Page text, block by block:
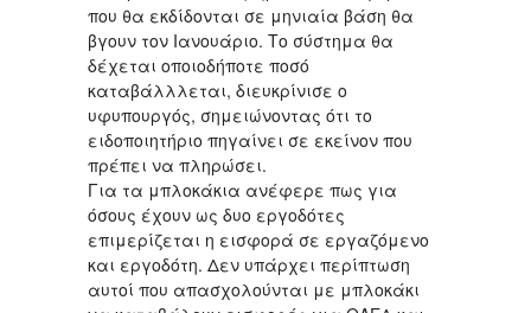
που θα εκδίδονται σε μηνιαία βάση θα
βγουν τον Ιανουάριο. Το σύστημα θα
δέχεται οποιοδήποτε ποσό
καταβάλλλεται, διευκρίνισε ο
υφυπουργός, σημειώνοντας ότι το
ειδοποιητήριο πηγαίνει σε εκείνον που
πρέπει να πληρώσει.
Για τα μπλοκάκια ανέφερε πως για
όσους έχουν ως δυο εργοδότες
επιμερίζεται η εισφορά σε εργαζόμενο
και εργοδότη. Δεν υπάρχει περίπτωση
αυτοί που απασχολούνται με μπλοκάκι